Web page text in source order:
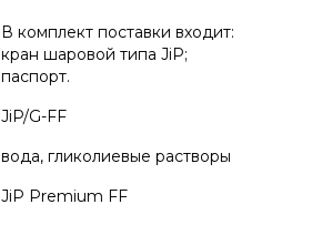
В комплект поставки входит:
кран шаровой типа JiP;
паспорт.
JiP/G-FF
вода, гликолиевые растворы
JiP Premium FF